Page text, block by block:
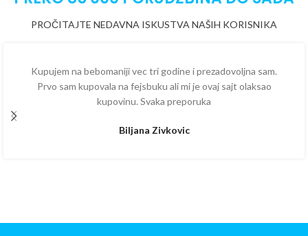
PROČITAJTE NEDAVNA ISKUSTVA NAŠIH KORISNIKA
Kupujem na bebomaniji vec tri godine i prezadovoljna sam.
Prvo sam kupovala na fejsbuku ali mi je ovaj sajt olaksao
kupovinu. Svaka preporuka
Biljana Zivkovic